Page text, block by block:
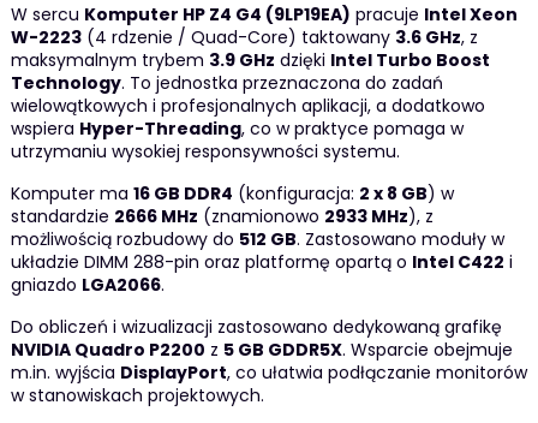
W sercu Komputer HP Z4 G4 (9LP19EA) pracuje Intel Xeon
W-2223(4 rdzenie / Quad-Core) taktowany 3.6 GHz, z
maksymalnym trybem 3.9 GHz dzięki Intel Turbo Boost
Technology. To jednostka przeznaczona do zadań
wielowątkowych i profesjonalnych aplikacji, a dodatkowo
wspiera Hyper-Threading, co w praktyce pomaga w
utrzymaniu wysokiej responsywności systemu.
Komputer ma 16 GB DDR4 (konfiguracja: 2 x 8 GB) w
standardzie 2666 MHz (znamionowo 2933 MHz), z
możliwością rozbudowy do 512 GB. Zastosowano moduły w
układzie DIMM 288-pin oraz platformę opartą o Intel C422 i
gniazdo LGA2066.
Do obliczeń i wizualizacji zastosowano dedykowaną grafikę
NVIDIA Quadro P2200 z 5 GB GDDR5X. Wsparcie obejmuje
m.in. wyjścia DisplayPort, co ułatwia podłączanie monitorów
w stanowiskach projektowych.